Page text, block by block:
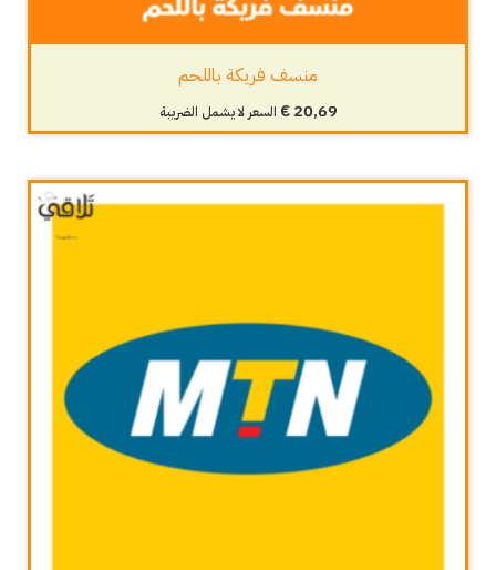
منسف فريكة باللحم
€20,69 السعر لا يشمل الضريبة